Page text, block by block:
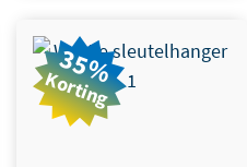
35%
Korting